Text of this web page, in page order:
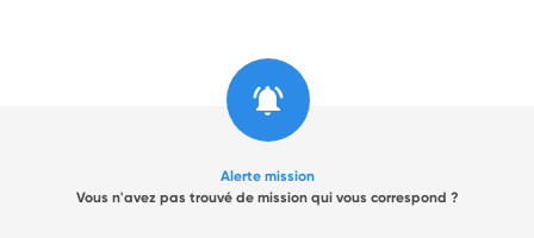
Alerte mission
Vous n'avez pas trouvé de mission qui vous correspond ?